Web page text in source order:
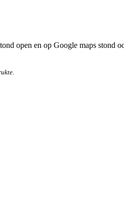
open en op Google maps